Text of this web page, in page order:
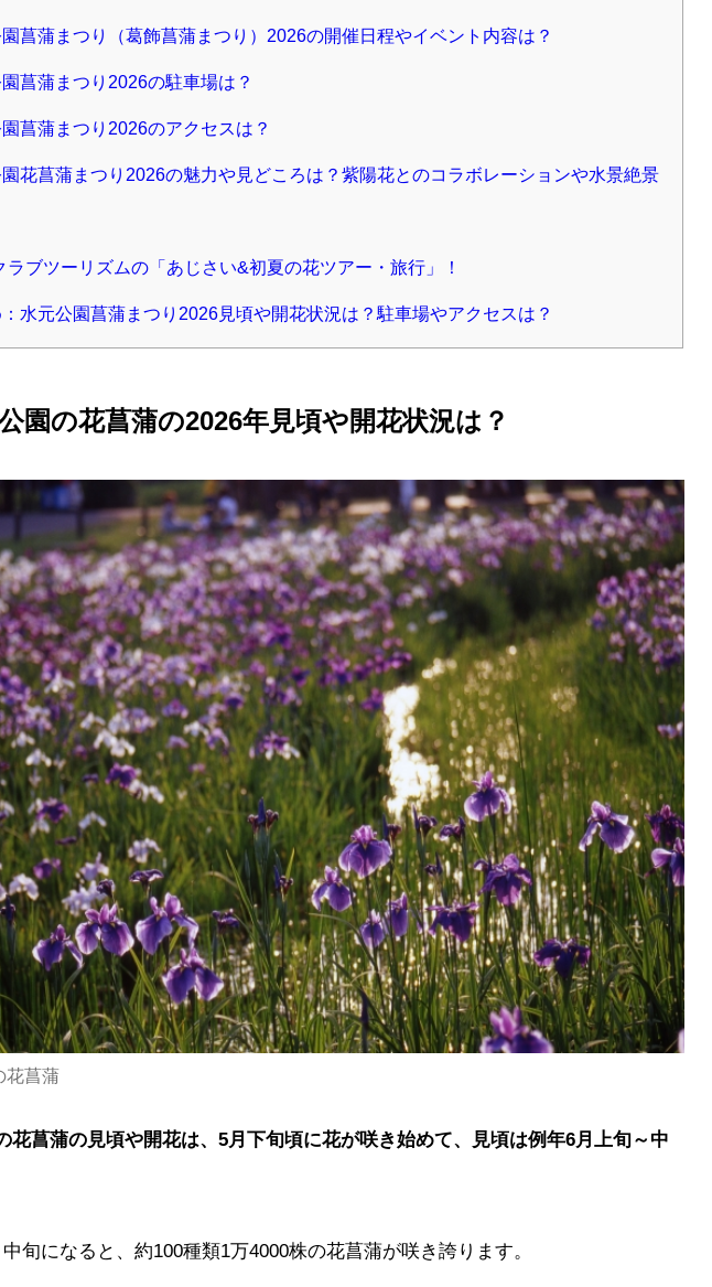
菖蒲まつり（葛飾菖蒲まつり）2026の開催日程やイベント内容は？
菖蒲まつり2026の駐車場は？
菖蒲まつり2026のアクセスは？
花菖蒲まつり2026の魅力や見どころは？紫陽花とのコラボレーションや水景絶景
ラブツーリズムの「あじさい&初夏の花ツアー・旅行」！
：水元公園菖蒲まつり2026見頃や開花状況は？駐車場やアクセスは？
園の花菖蒲の2026年見頃や開花状況は？
花菖蒲
花菖蒲の見頃や開花は、5月下旬頃に花が咲き始めて、見頃は例年6月上旬～中
旬になると、約100種類1万4000株の花菖蒲が咲き誇ります。